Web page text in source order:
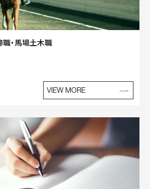
・馬場土木職
VIEW MORE